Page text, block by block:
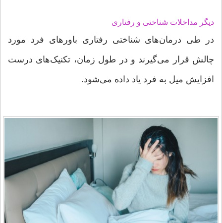
دیگر مداخلات شناختی و رفتاری
در طی درمان‌های شناختی رفتاری باورهای فرد مورد
چالش قرار می‌گیرند و در طول زمان، تکنیک‌های درست
افزایش میل به فرد یاد داده می‌شود.